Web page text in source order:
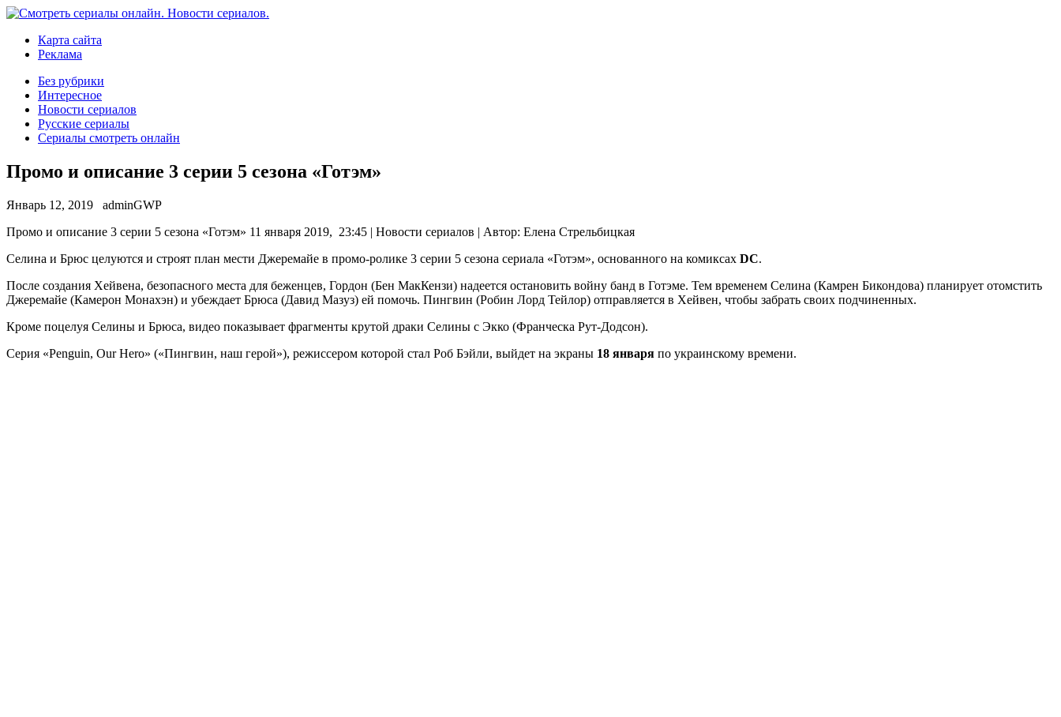
Карта сайта
Реклама
Без рубрики
Интересное
Новости сериалов
Русские сериалы
Сериалы смотреть онлайн
Промо и описание 3 серии 5 сезона «Готэм»
Январь 12, 2019
adminGWP
Прoмo и описание 3 серии 5 сезона «Готэм» 11 января 2019, 23:45 | Новости сериалов | Автор: Елена Стрельбицкая
Селина и Брюс целуются и строят план мести Джеремайе в промо-ролике 3 серии 5 сезона сериала «Готэм», основанного на комиксах DC.
После создания Хейвена, безопасного места для беженцев, Гордон (Бен МакКензи) надеется остановить войну банд в Готэме. Тем временем Селина (Камрен Бикондова) планирует отомстить
Джеремайе (Камерон Монахэн) и убеждает Брюса (Давид Мазуз) ей помочь. Пингвин (Робин Лорд Тейлор) отправляется в Хейвен, чтобы забрать своих подчиненных.
Кроме поцелуя Селины и Брюса, видео показывает фрагменты крутой драки Селины с Экко (Франческа Рут-Додсон).
Серия «Penguin, Our Hero» («Пингвин, наш герой»), режиссером которой стал Роб Бэйли, выйдет на экраны 18 января по украинскому времени.